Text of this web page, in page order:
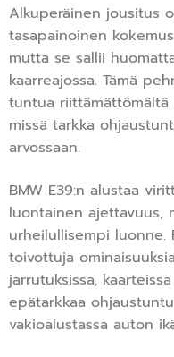
Alkuperäinen jousitus
tasapainoinen
mutta se sallii
kaarreajossa. Tämä
tuntua riittämättömältä
missä tarkka
arvossaan.
BMW E39:n alustaa
luontainen ajettavuus,
urheilullisempi luonne.
toivottuja
jarrutuksissa,
epätarkkaa
vakioalustassa auton